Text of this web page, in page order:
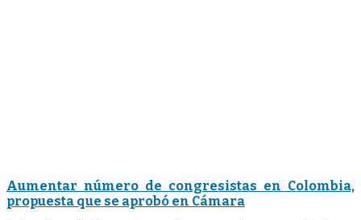
Aumentar número de congresistas en Colombia,
propuesta que se aprobó en Cámara